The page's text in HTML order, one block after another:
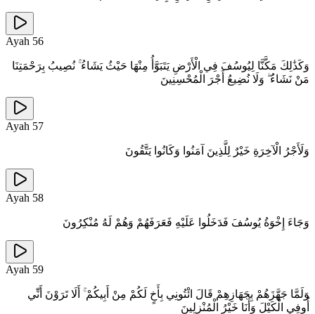
Ayah 56
وَكَذَٰلِكَ مَكَّنَّا لِيُوسُفَ فِي الْأَرْضِ يَتَبَوَّأُ مِنْهَا حَيْثُ يَشَاءُ ۚ نُصِيبُ بِرَحْمَتِنَا
مَنْ نَشَاءُ ۖ وَلَا نُضِيعُ أَجْرَ الْمُحْسِنِينَ
Ayah 57
وَلَأَجْرُ الْآخِرَةِ خَيْرٌ لِلَّذِينَ آمَنُوا وَكَانُوا يَتَّقُونَ
Ayah 58
وَجَاءَ إِخْوَةُ يُوسُفَ فَدَخَلُوا عَلَيْهِ فَعَرَفَهُمْ وَهُمْ لَهُ مُنْكِرُونَ
Ayah 59
وَلَمَّا جَهَّزَهُمْ بِجَهَازِهِمْ قَالَ ائْتُونِي بِأَخٍ لَكُمْ مِنْ أَبِيكُمْ ۚ أَلَا تَرَوْنَ أَنِّي
أُوفِي الْكَيْلَ وَأَنَا خَيْرُ الْمُنْزِلِينَ